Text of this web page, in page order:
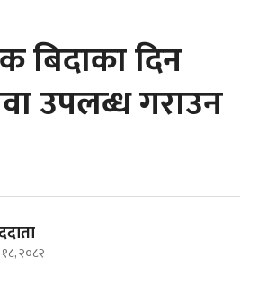
बिदाका दिन
उपलब्ध गराउन
२०८२